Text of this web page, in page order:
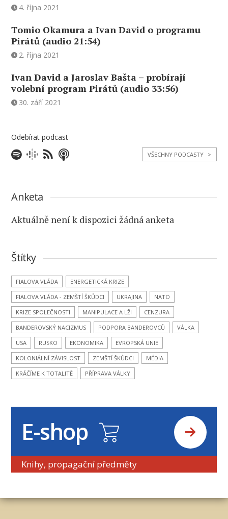
4. října 2021
Tomio Okamura a Ivan David o programu
Pirátů (audio 21:54)
2. října 2021
Ivan David a Jaroslav Bašta – probírají
volební program Pirátů (audio 33:56)
30. září 2021
Odebírat podcast
VŠECHNY PODCASTY >
Anketa
Aktuálně není k dispozici žádná anketa
Štítky
FIALOVA VLÁDA
ENERGETICKÁ KRIZE
FIALOVA VLÁDA - ZEMŠTÍ ŠKŮDCI
UKRAJINA
NATO
KRIZE SPOLEČNOSTI
MANIPULACE A LŽI
CENZURA
BANDEROVSKÝ NACIZMUS
PODPORA BANDEROVCŮ
VÁLKA
USA
RUSKO EKONOMIKA
EVROPSKÁ UNIE
KOLONIÁLNÍ ZÁVISLOST
ZEMŠTÍ ŠKŮDCI
MÉDIA
KRÁČÍME K TOTALITĚ
PŘÍPRAVA VÁLKY
E-shop
Knihy, propagační předměty